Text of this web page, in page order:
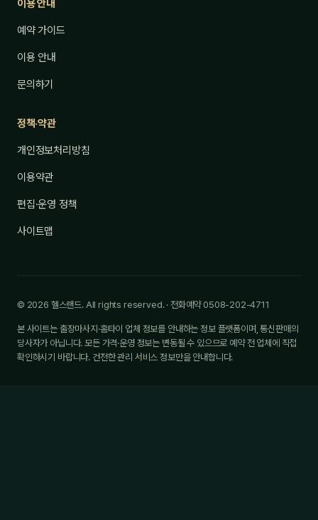
이용 안내
예약 가이드
이용 안내
문의하기
정책·약관
개인정보처리방침
이용약관
편집·운영 정책
사이트맵
© 2026 헬스랜드. All rights reserved. · 전화예약 0508-202-4711
본 사이트는 출장마사지·홈타이 업체 정보를 안내하는 정보 플랫폼이며, 통신판매의
당사자가 아닙니다. 모든 가격·운영 정보는 변동될 수 있으므로 예약 전 업체에 직접
확인하시기 바랍니다. 건전한 관리 서비스 정보만을 안내합니다.